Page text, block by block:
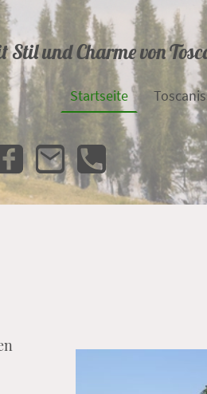
und Charme von
Startseite